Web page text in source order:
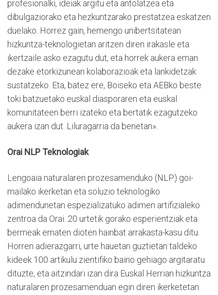
profesionalki, ideiak argitu eta antolatzea eta
dibulgaziorako eta hezkuntzarako prestatzea eskatzen
duelako. Horrez gain, hemengo unibertsitatean
hizkuntza-teknologietan aritzen diren irakasle eta
ikertzaile asko ezagutu dut, eta horrek aukera eman
dezake etorkizunean kolaborazioak eta lankidetzak
sustatzeko. Eta, batez ere, Boiseko eta AEBko beste
toki batzuetako euskal diasporaren eta euskal
komunitateen berri izateko eta bertatik ezagutzeko
aukera izan dut. Liluragarria da benetan».
Orai NLP Teknologiak
Lengoaia naturalaren prozesamenduko (NLP) goi-
mailako ikerketan eta soluzio teknologiko
adimendunetan espezializatuko adimen artifizialeko
zentroa da Orai. 20 urtetik gorako esperientziak eta
bermeak ematen dioten hainbat arrakasta-kasu ditu.
Horren adierazgarri, urte hauetan guztietan taldeko
kideek 100 artikulu zientifiko baino gehiago argitaratu
dituzte, eta aitzindari izan dira Euskal Herrian hizkuntza
naturalaren prozesamenduan egin diren ikerketetan.